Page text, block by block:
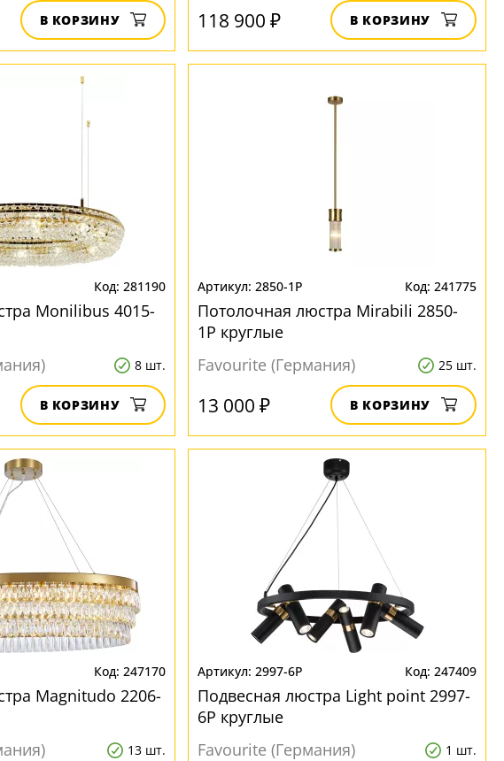
В КОРЗИНУ 118 900 ₽ В КОРЗИНУ
281190
Monilibus 4015-
8 шт.
В КОРЗИНУ
2850-1P 241775
Потолочная люстра Mirabili 2850-
1P круглые
Favourite (Германия)
25 шт.
13 000 ₽ В КОРЗИНУ
247170
Magnitudo 2206-
13 шт.
2997-6P 247409
Подвесная люстра Light point 2997-
6P круглые
Favourite (Германия)
1 шт.